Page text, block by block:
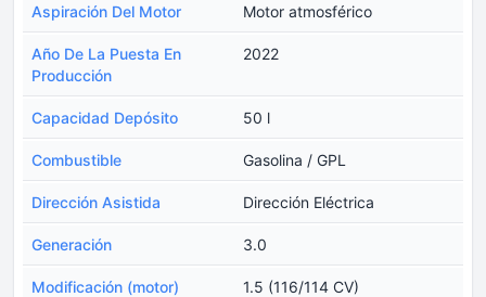
Aspiración Del Motor Motor atmosférico
Año De La Puesta En
Producción
2022
Capacidad Depósito 50 l
Combustible Gasolina / GPL
Dirección Asistida Dirección Eléctrica
Generación 3.0
Modificación (motor)
1.5 (116/114 CV)